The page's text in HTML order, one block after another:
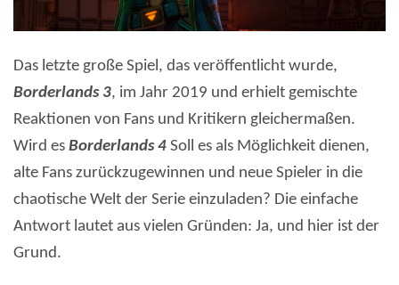
Das letzte große Spiel, das veröffentlicht wurde,
Borderlands 3, im Jahr 2019 und erhielt gemischte
Reaktionen von Fans und Kritikern gleichermaßen.
Wird es Borderlands 4 Soll es als Möglichkeit dienen,
alte Fans zurückzugewinnen und neue Spieler in die
chaotische Welt der Serie einzuladen? Die einfache
Antwort lautet aus vielen Gründen: Ja, und hier ist der
Grund.